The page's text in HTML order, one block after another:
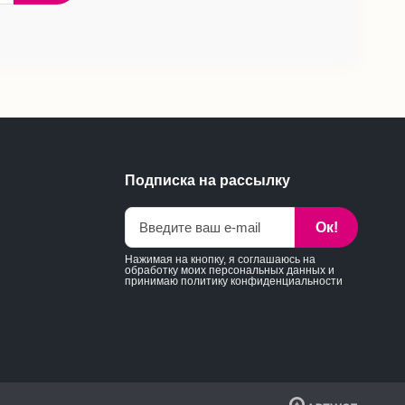
Подписка на рассылку
Ок!
Нажимая на кнопку, я соглашаюсь на
обработку моих персональных данных и
принимаю политику конфиденциальности